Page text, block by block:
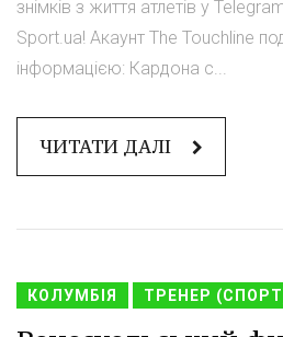
знімків з життя атлетів у
Sport.ua! Акаунт The Touchline
інформацією: Кардона с...
ЧИТАТИ ДАЛІ
КОЛУМБІЯ ТРЕНЕР